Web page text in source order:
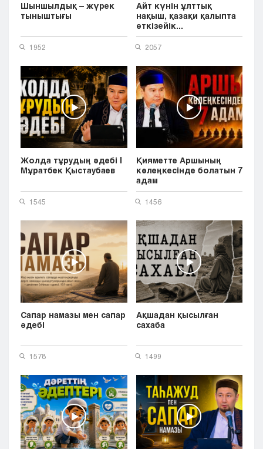
Шыншылдық – жүрек
тыныштығы
1952
Айт күнін ұлттық
нақыш, қазақи қалыпта
өткізейік...
2057
Жолда тұрудың әдебі |
Мұратбек Қыстаубаев
1545
Қияметте Аршының
көлеңкесінде болатын 7
адам
1456
Сапар намазы мен сапар
әдебі
1578
Ақшадан қысылған
сахаба
1499